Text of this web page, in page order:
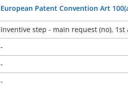
European Patent Convention Art
Inventive step - main request (no),
-
-
-